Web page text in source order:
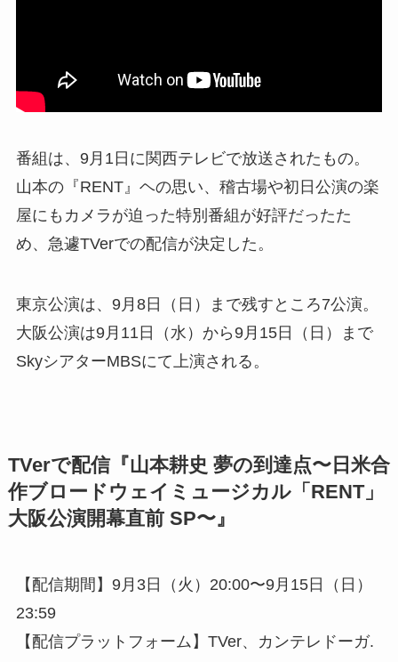
番組は、9月1日に関西テレビで放送されたもの。
山本の『RENT』ヘの思い、稽古場や初日公演の楽
屋にもカメラが迫った特別番組が好評だったた
め、急遽TVerでの配信が決定した。
東京公演は、9月8日（日）まで残すところ7公演。
大阪公演は9月11日（水）から9月15日（日）まで
SkyシアターMBSにて上演される。
TVerで配信『山本耕史 夢の到達点〜日米合
作ブロードウェイミュージカル「RENT」
大阪公演開幕直前 SP〜』
【配信期間】9月3日（火）20:00〜9月15日（日）
23:59
【配信プラットフォーム】TVer、カンテレドーガ.